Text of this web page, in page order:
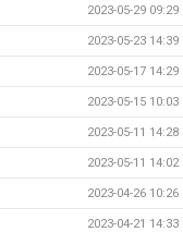
2023-05-29 09:29
2023-05-23 14:39
2023-05-17 14:29
2023-05-15 10:03
2023-05-11 14:28
2023-05-11 14:02
2023-04-26 10:26
2023-04-21 14:33